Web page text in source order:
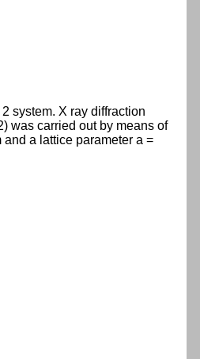
system. X ray diffraction
was carried out by means of
a lattice parameter a =